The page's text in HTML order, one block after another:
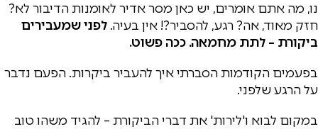
נו, מה אתם אומרים, יש כאן מסר אדיר לאומנות הדיבור לא?
חזק מאוד, אה? רגע, להסביר?! אין בעיה. לפני שמעבירים
ביקורת – לתת מחמאה. ככה פשוט.
בפעמים הקודמות הסברתי איך להעביר ביקרות. הפעם נדבר
על הרגע שלפני.
במקום לבוא ו'לירות' את דברי הביקורת – להגיד משהו טוב